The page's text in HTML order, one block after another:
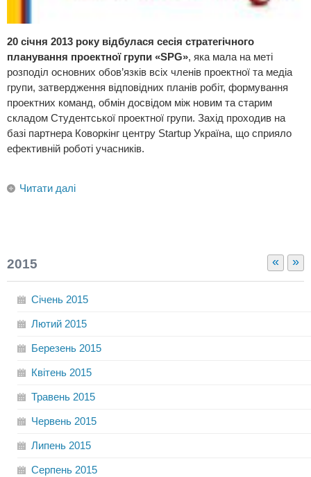
20 cічня 2013 року відбулася сесія стратегічного
планування проектної групи «SPG», яка мала на меті
розподіл основних обов’язків всіх членів проектної та медіа
групи, затвердження відповідних планів робіт, формування
проектних команд, обмін досвідом між новим та старим
складом Студентської проектної групи. Захід проходив на
базі партнера Коворкінг центру Startup Україна, що сприяло
ефективній роботі учасників.
Читати далі
« »
2015
Січень 2015
Лютий 2015
Березень 2015
Квітень 2015
Травень 2015
Червень 2015
Липень 2015
Серпень 2015